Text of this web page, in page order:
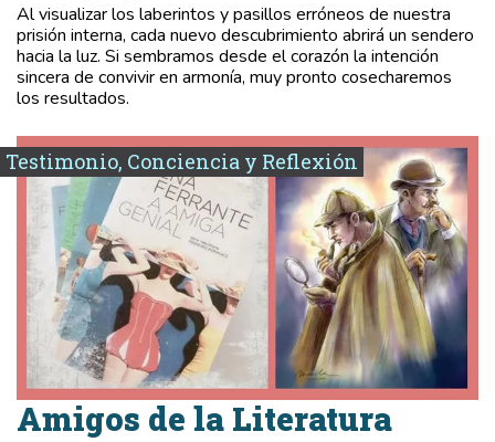
Al visualizar los laberintos y pasillos erróneos de nuestra
prisión interna, cada nuevo descubrimiento abrirá un sendero
hacia la luz. Si sembramos desde el corazón la intención
sincera de convivir en armonía, muy pronto cosecharemos
los resultados.
Testimonio, Conciencia y Reflexión
Amigos de la Literatura